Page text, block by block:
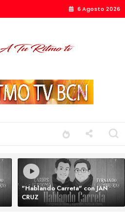
6 Agosto 2026
"Hablando Carreta" con JAN
CRUZ